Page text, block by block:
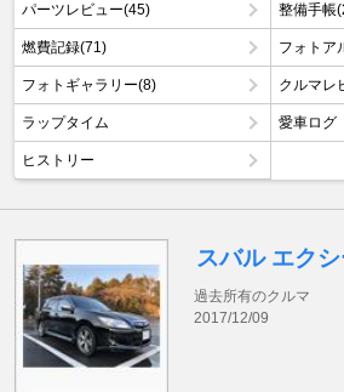
パーツレビュー(45) 整備手帳
燃費記録(71) フォトア
フォトギャラリー(8) クルマレ
ラップタイム 愛車ログ
ヒストリー
スバル エク
過去所有のクルマ
2017/12/09